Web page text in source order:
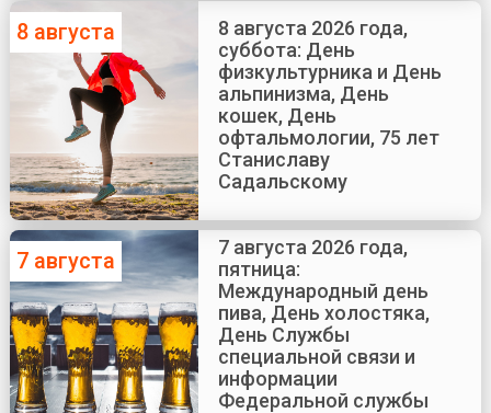
8 августа
8 августа 2026 года,
суббота: День
физкультурника и День
альпинизма, День
кошек, День
офтальмологии, 75 лет
Станиславу
Садальскому
7 августа
7 августа 2026 года,
пятница:
Международный день
пива, День холостяка,
День Службы
специальной связи и
информации
Федеральной службы